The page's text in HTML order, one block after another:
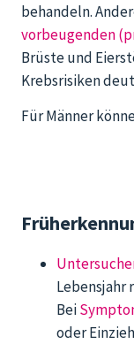
behandeln.
vorbeugenden
Brüste und
Krebsrisiken
Für Männer
Lebensjahr
Bei
oder